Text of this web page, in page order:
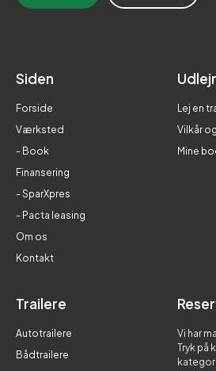
Siden
Forside
Værksted
- Book
Finansering
- SparXpres
- Pacta leasing
Om os
Kontakt
Lej en
Vilkår
Mine
Trailere
Autotrailere
Bådtrailere
Vi har
Tryk på